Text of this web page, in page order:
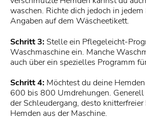
waschen. Richte dich jedoch in
Angaben auf dem Wäscheetikett.
Schritt 3: Stelle ein Pflegeleicht-
Waschmaschine ein. Manche
auch über ein spezielles Programm
Schritt 4: Möchtest du deine
600 bis 800 Umdrehungen. Generell
der Schleudergang, desto
Hemden aus der Maschine.